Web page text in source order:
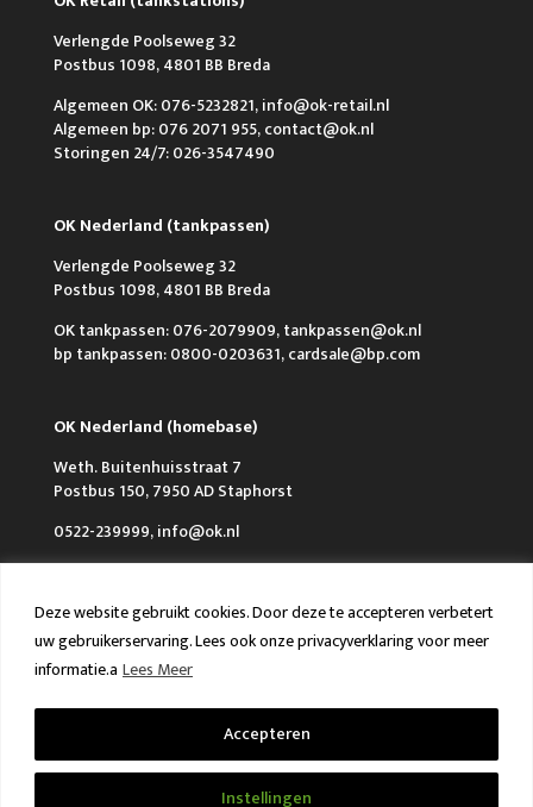
Deze website gebruikt cookies. Door deze te accepteren verbetert
uw gebruikerservaring. Lees ook onze privacyverklaring voor meer
informatie.a Lees Meer
Instellingen
Accepteren
Verlengde Poolseweg 32
Postbus 1098, 4801 BB Breda
Algemeen OK: 076-5232821, info@ok-retail.nl
Algemeen bp: 076 2071 955, contact@ok.nl
Storingen 24/7: 026-3547490
OK Nederland (tankpassen)
Verlengde Poolseweg 32
Postbus 1098, 4801 BB Breda
OK tankpassen: 076-2079909, tankpassen@ok.nl
bp tankpassen: 0800-0203631, cardsale@bp.com
OK Nederland (homebase)
Weth. Buitenhuisstraat 7
Postbus 150, 7950 AD Staphorst
0522-239999, info@ok.nl
Over OK
FAQ en Contact
VCA & ISO
Algemene voorwaarden
Privacy policy